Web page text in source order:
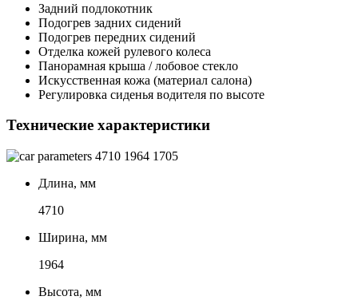
Задний подлокотник
Подогрев задних сидений
Подогрев передних сидений
Отделка кожей рулевого колеса
Панорамная крыша / лобовое стекло
Искусственная кожа (материал салона)
Регулировка сиденья водителя по высоте
Технические характеристики
4710 1964 1705
Длина, мм
4710
Ширина, мм
1964
Высота, мм